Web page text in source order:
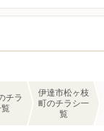
チラ
覧
伊達市松ヶ枝
町のチラシ一
覧